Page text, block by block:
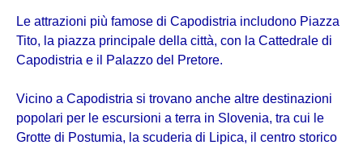
Le attrazioni più famose di Capodistria includono Piazza
Tito, la piazza principale della città, con la Cattedrale di
Capodistria e il Palazzo del Pretore.
Vicino a Capodistria si trovano anche altre destinazioni
popolari per le escursioni a terra in Slovenia, tra cui le
Grotte di Postumia, la scuderia di Lipica, il centro storico